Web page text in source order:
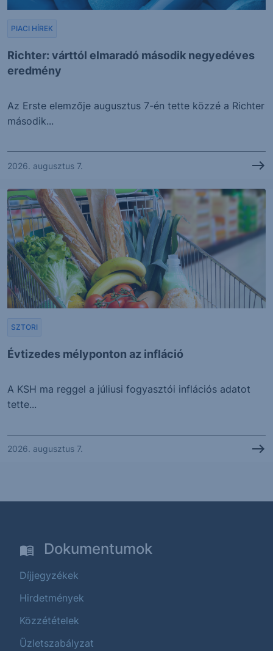
Richter: várttól elmaradó második negyedéves
eredmény
PIACI HÍREK
Az Erste elemzője augusztus 7-én tette közzé a Richter
második...
2026. augusztus 7.
Évtizedes mélyponton az infláció
SZTORI
A KSH ma reggel a júliusi fogyasztói inflációs adatot
tette...
2026. augusztus 7.
Dokumentumok
Díjjegyzékek
Hirdetmények
Közzétételek
Üzletszabályzat